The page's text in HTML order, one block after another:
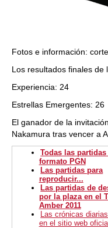
Fotos e información:
Los resultados finales de
Experiencia: 24
Estrellas Emergentes: 26
El ganador de la
Nakamura tras vencer a
Todas las partidas
formato PGN
Las partidas para
reproducir...
Las partidas de
por la plaza en el
Amber 2011
Las crónicas
en el sitio web